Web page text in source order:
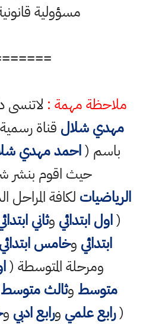
مسؤولية
ملاحظة مهمة : لاتنسى
مهدي شلال قناة
باسم (احمد مهدي
حيث اقوم بنشر
الرياضيات لكافة المراحل
(اول ابتدائي وثاني
ابتدائي وخامس ابتدائي
ومرحلة المتوسطة (
متوسط وثالث متوسط
(رابع علمي ورابع ادبي و